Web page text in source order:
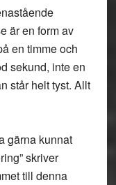
är en form av
en timme och
sekund, inte en
står helt tyst. Allt
gärna kunnat
skriver
till denna